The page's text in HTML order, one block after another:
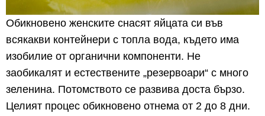
Обикновено женските снасят яйцата си във
всякакви контейнери с топла вода, където има
изобилие от органични компоненти. Не
заобикалят и естествените „резервоари“ с много
зеленина. Потомството се развива доста бързо.
Целият процес обикновено отнема от 2 до 8 дни.